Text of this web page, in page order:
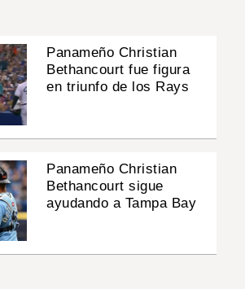
Panameño Christian
Bethancourt fue figura
en triunfo de los Rays
Panameño Christian
Bethancourt sigue
ayudando a Tampa Bay